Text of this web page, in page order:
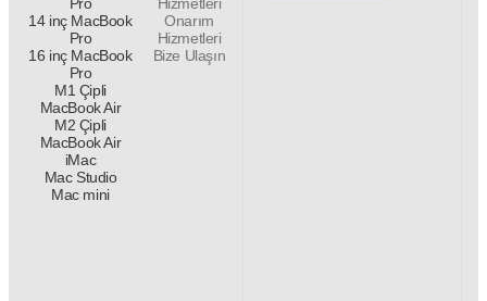
14 inç MacBook
Pro
16 inç MacBook
Pro
M1 Çipli
MacBook Air
M2 Çipli
MacBook Air
iMac
Mac Studio
Mac mini
Onarım
Hizmetleri
Bize Ulaşın